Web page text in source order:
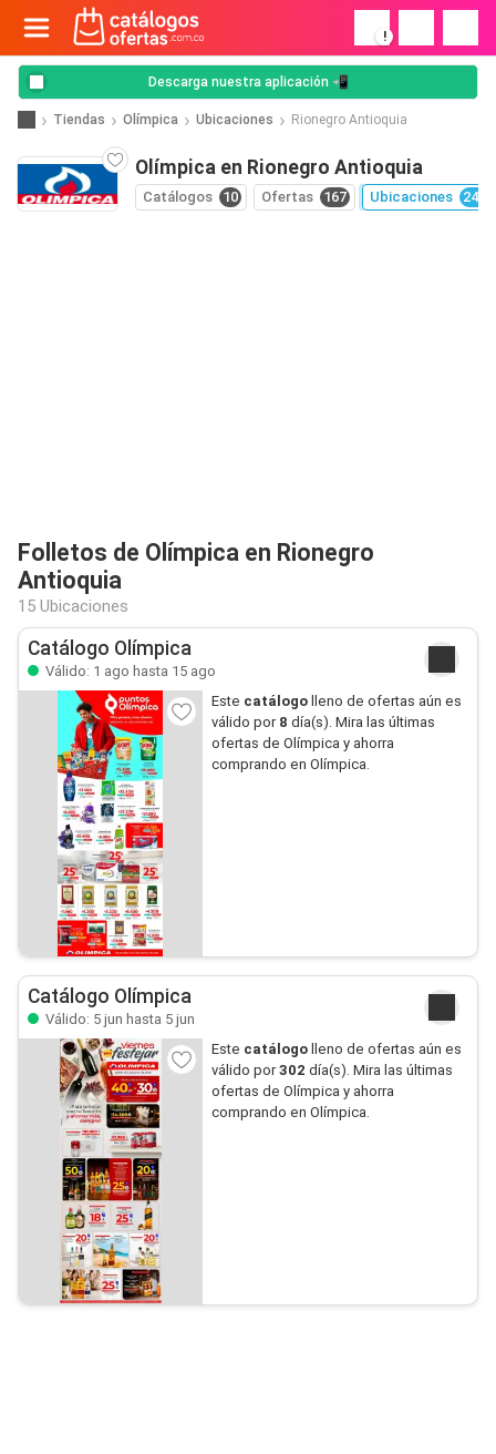
!
Descarga nuestra aplicación 📲
Tiendas Olímpica Ubicaciones Rionegro Antioquia
Olímpica en Rionegro Antioquia
Catálogos 10 Ofertas 167 Ubicaciones 243
Folletos de Olímpica en Rionegro
Antioquia
15 Ubicaciones
Catálogo Olímpica
Válido: 1 ago hasta 15 ago
Este catálogolleno de ofertas aún es
válido por 8 día(s). Mira las últimas
ofertas de Olímpica y ahorra
comprando en Olímpica.
Catálogo Olímpica
Válido: 5 jun hasta 5 jun
Este catálogolleno de ofertas aún es
válido por302 día(s). Mira las últimas
ofertas de Olímpica y ahorra
comprando en Olímpica.